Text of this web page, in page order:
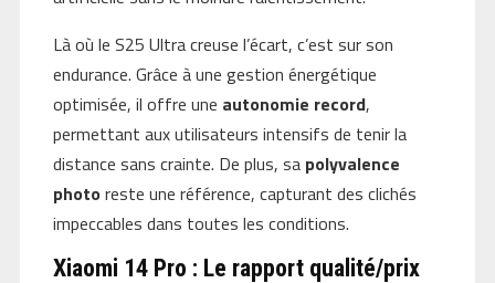
Là où le S25 Ultra creuse l’écart, c’est sur son
endurance. Grâce à une gestion énergétique
optimisée, il offre une autonomie record,
permettant aux utilisateurs intensifs de tenir la
distance sans crainte. De plus, sa polyvalence
photo reste une référence, capturant des clichés
impeccables dans toutes les conditions.
Xiaomi 14 Pro : Le rapport qualité/prix